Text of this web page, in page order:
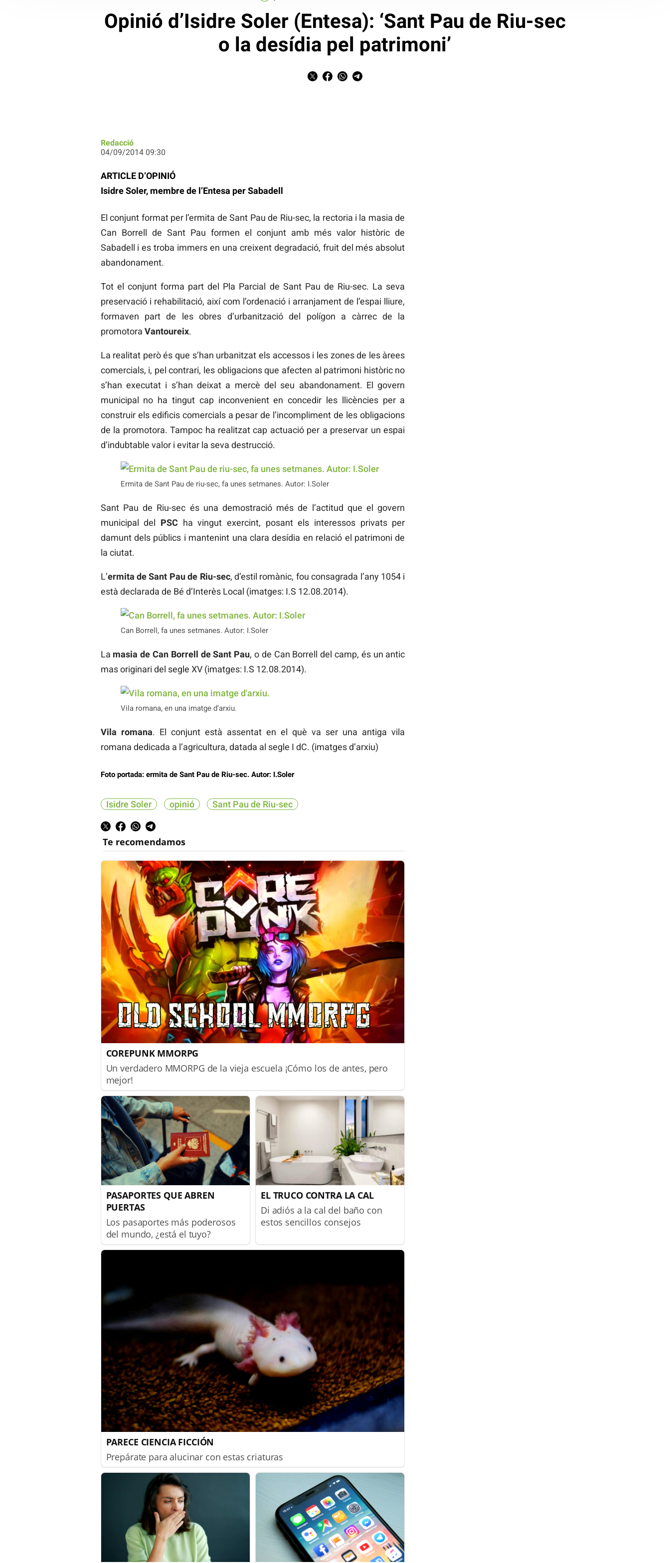
Opinió d’Isidre Soler (Entesa): ‘Sant Pau de Riu-sec
o la desídia pel patrimoni’
Redacció
04/09/2014 09:30
ARTICLE D’OPINIÓ
Isidre Soler, membre de l’Entesa per Sabadell
El conjunt format per l’ermita de Sant Pau de Riu-sec, la rectoria i la masia de
Can Borrell de Sant Pau formen el conjunt amb més valor històric de
Sabadell i es troba immers en una creixent degradació, fruit del més absolut
abandonament.
Tot el conjunt forma part del Pla Parcial de Sant Pau de Riu-sec. La seva
preservació i rehabilitació, així com l’ordenació i arranjament de l’espai lliure,
formaven part de les obres d’urbanització del polígon a càrrec de la
promotora Vantoureix.
La realitat però és que s’han urbanitzat els accessos i les zones de les àrees
comercials, i, pel contrari, les obligacions que afecten al patrimoni històric no
s’han executat i s’han deixat a mercè del seu abandonament. El govern
municipal no ha tingut cap inconvenient en concedir les llicències per a
construir els edificis comercials a pesar de l’incompliment de les obligacions
de la promotora. Tampoc ha realitzat cap actuació per a preservar un espai
d’indubtable valor i evitar la seva destrucció.
Ermita de Sant Pau de riu-sec, fa unes setmanes. Autor: I.Soler
Sant Pau de Riu-sec és una demostració més de l’actitud que el govern
municipal del PSC ha vingut exercint, posant els interessos privats per
damunt dels públics i mantenint una clara desídia en relació el patrimoni de
la ciutat.
L’ermita de Sant Pau de Riu-sec, d’estil romànic, fou consagrada l’any 1054 i
està declarada de Bé d’Interès Local (imatges: I.S 12.08.2014).
Can Borrell, fa unes setmanes. Autor: I.Soler
La masia de Can Borrell de Sant Pau, o de Can Borrell del camp, és un antic
mas originari del segle XV (imatges: I.S 12.08.2014).
Vila romana, en una imatge d’arxiu.
Vila romana. El conjunt està assentat en el què va ser una antiga vila
romana dedicada a l’agricultura, datada al segle I dC. (imatges d’arxiu)
Foto portada: ermita de Sant Pau de Riu-sec. Autor: I.Soler
Isidre Soler opinió Sant Pau de Riu-sec
Te recomendamos
COREPUNK MMORPG
Un verdadero MMORPG de la vieja escuela ¡Cómo los de antes, pero
mejor!
PASAPORTES QUE ABREN
PUERTAS
Los pasaportes más poderosos
del mundo, ¿está el tuyo?
EL TRUCO CONTRA LA CAL
Di adiós a la cal del baño con
estos sencillos consejos
PARECE CIENCIA FICCIÓN
Prepárate para alucinar con estas criaturas